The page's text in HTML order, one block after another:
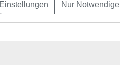
Einstellungen Nur Notwendige